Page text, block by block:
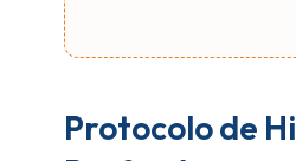
Protocolo de